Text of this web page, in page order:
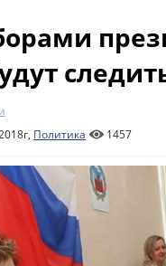
Политика 1457